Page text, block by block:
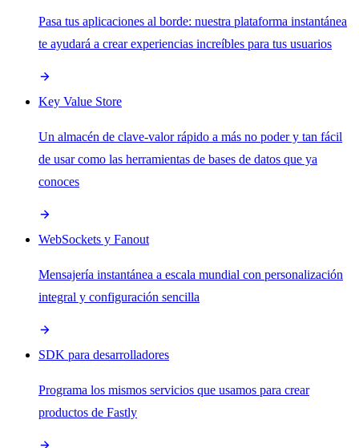
Pasa tus aplicaciones al borde: nuestra plataforma instantánea
te ayudará a crear experiencias increíbles para tus usuarios
Key Value Store
Un almacén de clave-valor rápido a más no poder y tan fácil
de usar como las herramientas de bases de datos que ya
conoces
WebSockets y Fanout
Mensajería instantánea a escala mundial con personalización
integral y configuración sencilla
SDK para desarrolladores
Programa los mismos servicios que usamos para crear
productos de Fastly